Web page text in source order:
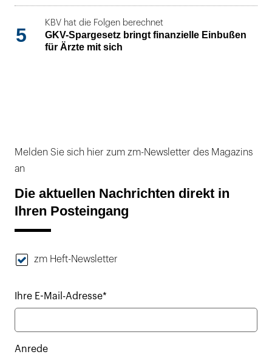
5
KBV hat die Folgen berechnet
GKV-Spargesetz bringt finanzielle Einbußen
für Ärzte mit sich
Melden Sie sich hier zum zm-Newsletter des Magazins
an
Die aktuellen Nachrichten direkt in
Ihren Posteingang
zm Heft-Newsletter
Ihre E-Mail-Adresse*
Anrede